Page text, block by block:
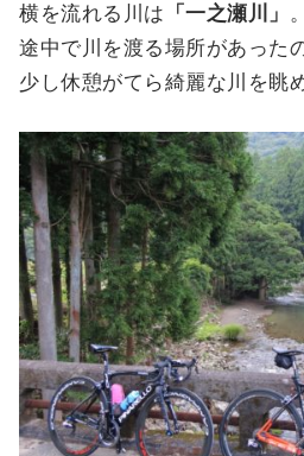
横を流れる川は 「一之瀬川」
。
途中で川を渡る場所があった
少し休憩がてら綺麗な川を眺